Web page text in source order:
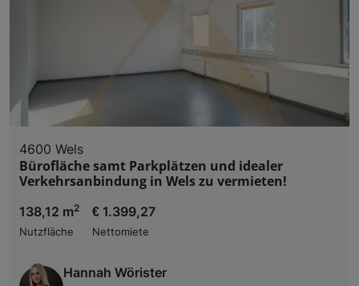
4600 Wels
Bürofläche samt Parkplätzen und idealer
Verkehrsanbindung in Wels zu vermieten!
138,12 m2
Nutzfläche
€ 1.399,27
Nettomiete
Hannah Wörister